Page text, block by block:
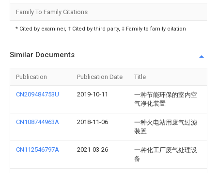
Family To Family Citations
* Cited by examiner, † Cited by third party, ‡ Family to family citation
Similar Documents
Publication Publication Date Title
CN209484753U 2019-10-11
一种节能环保的室内空
气净化装置
CN108744963A 2018-11-06
一种火电站用废气过滤
装置
CN112546797A 2021-03-26
一种化工厂废气处理设
备